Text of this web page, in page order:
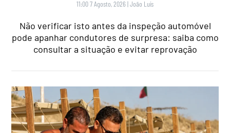
11:00 7 Agosto, 2026 |João Luís
Não verificar isto antes da inspeção automóvel
pode apanhar condutores de surpresa: saiba como
consultar a situação e evitar reprovação